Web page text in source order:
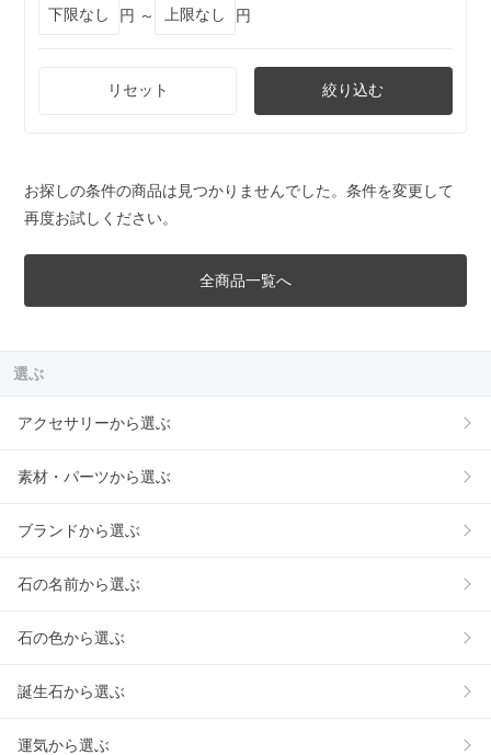
円 ～
円
リセット 絞り込む
お探しの条件の商品は見つかりませんでした。条件を変更して
再度お試しください。
全商品一覧へ
選ぶ
アクセサリーから選ぶ
素材・パーツから選ぶ
ブランドから選ぶ
石の名前から選ぶ
石の色から選ぶ
誕生石から選ぶ
運気から選ぶ